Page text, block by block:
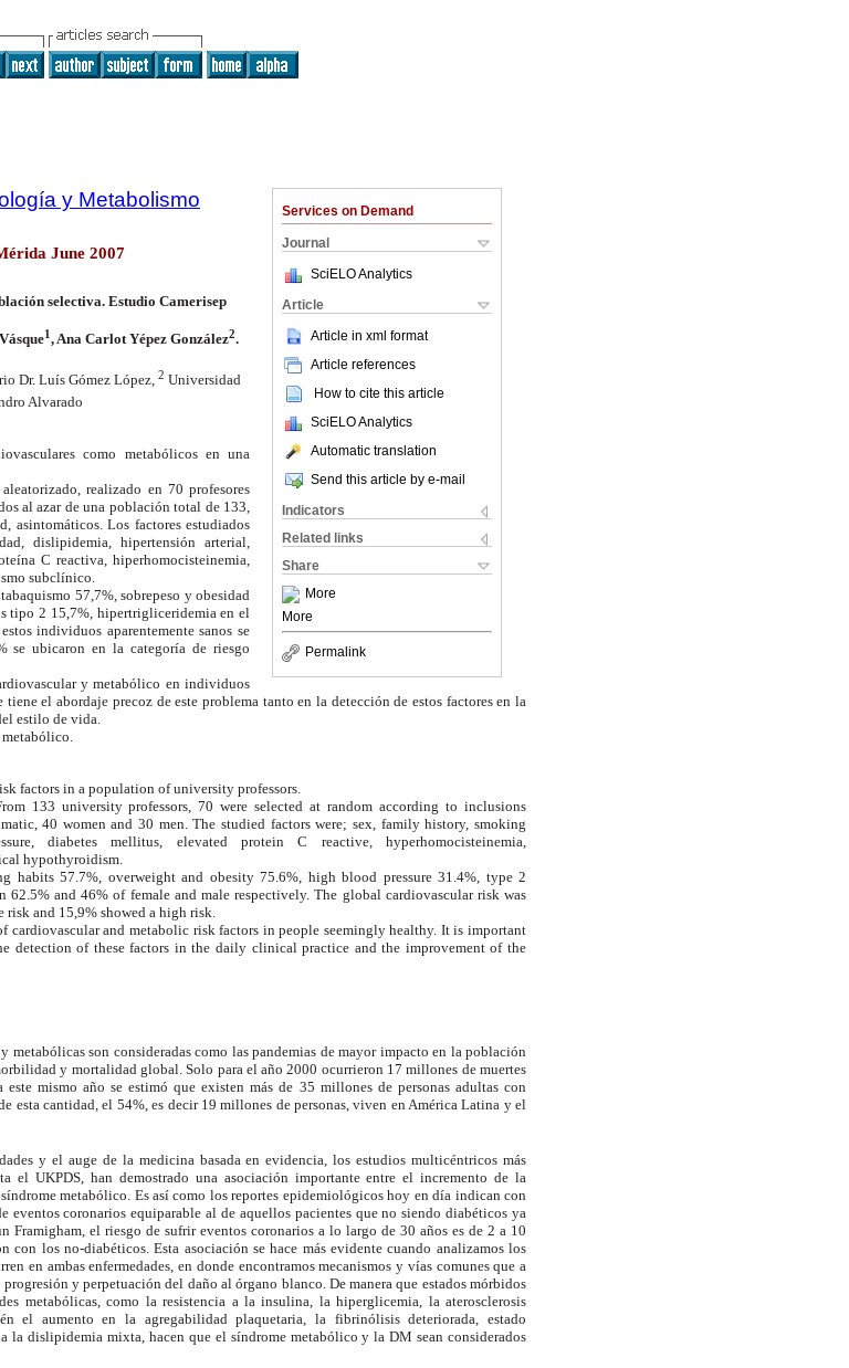
Services on Demand
Journal
SciELO Analytics
Article
Article in xml format
Article references
How to cite this article
SciELO Analytics
Automatic translation
Send this article by e-mail
Indicators
Related links
Share
More
More
Permalink
y Metabolismo
June 2007
selectiva. Estudio Camerisep
1, Ana Carlot Yépez González2.
Dr. Luís Gómez López, 2 Universidad
Alvarado
como metabólicos en una
realizado en 70 profesores
al azar de una población total de 133,
asintomáticos. Los factores estudiados
dislipidemia, hipertensión arterial,
C reactiva, hiperhomocisteinemia,
subclínico.
57,7%, sobrepeso y obesidad
tipo 2 15,7%, hipertrigliceridemia en el
individuos aparentemente sanos se
se ubicaron en la categoría de riesgo
y metabólico en individuos
el abordaje precoz de este problema tanto en la detección de estos factores en la
estilo de vida.
factors in a population of university professors.
133 university professors, 70 were selected at random according to inclusions
40 women and 30 men. The studied factors were; sex, family history, smoking
diabetes mellitus, elevated protein C reactive, hyperhomocisteinemia,
hypothyroidism.
habits 57.7%, overweight and obesity 75.6%, high blood pressure 31.4%, type 2
and 46% of female and male respectively. The global cardiovascular risk was
and 15,9% showed a high risk.
cardiovascular and metabolic risk factors in people seemingly healthy. It is important
detection of these factors in the daily clinical practice and the improvement of the
metabólicas son consideradas como las pandemias de mayor impacto en la población
y mortalidad global. Solo para el año 2000 ocurrieron 17 millones de muertes
mismo año se estimó que existen más de 35 millones de personas adultas con
esta cantidad, el 54%, es decir 19 millones de personas, viven en América Latina y el
y el auge de la medicina basada en evidencia, los estudios multicéntricos más
el UKPDS, han demostrado una asociación importante entre el incremento de la
metabólico. Es así como los reportes epidemiológicos hoy en día indican con
eventos coronarios equiparable al de aquellos pacientes que no siendo diabéticos ya
Framigham, el riesgo de sufrir eventos coronarios a lo largo de 30 años es de 2 a 10
con los no-diabéticos. Esta asociación se hace más evidente cuando analizamos los
en ambas enfermedades, en donde encontramos mecanismos y vías comunes que a
y perpetuación del daño al órgano blanco. De manera que estados mórbidos
metabólicas, como la resistencia a la insulina, la hiperglicemia, la aterosclerosis
el aumento en la agregabilidad plaquetaria, la fibrinólisis deteriorada, estado
la dislipidemia mixta, hacen que el síndrome metabólico y la DM sean considerados